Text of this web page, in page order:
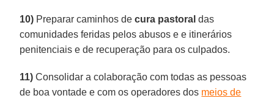
10) Preparar caminhos decura pastoral das
comunidades feridas pelos abusos e e itinerários
penitenciais e de recuperação para os culpados.
11) Consolidar a colaboração com todas as pessoas
de boa vontade e com os operadores dos meios de